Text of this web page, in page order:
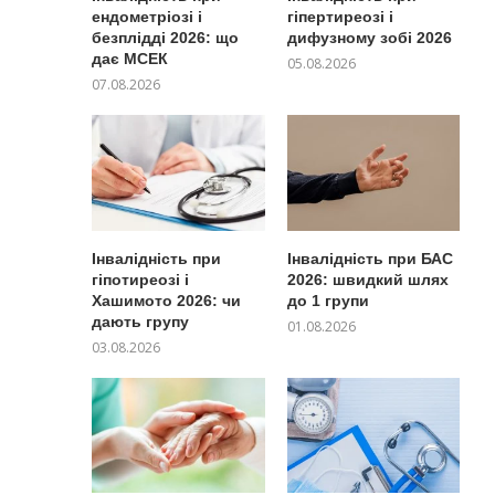
ендометріозі і
безплідді 2026: що
дає МСЕК
07.08.2026
гіпертиреозі і
дифузному зобі 2026
05.08.2026
Інвалідність при
гіпотиреозі і
Хашимото 2026: чи
дають групу
03.08.2026
Інвалідність при БАС
2026: швидкий шлях
до 1 групи
01.08.2026